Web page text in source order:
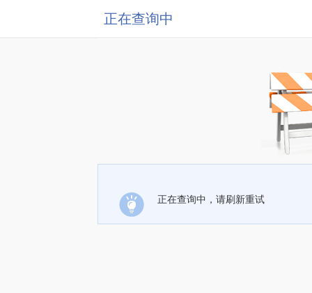
正在查询中
正在查询中，请刷新重试